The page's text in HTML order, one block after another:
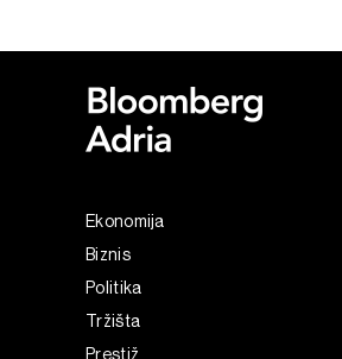
Ekonomija
Biznis
Politika
Tržišta
Prestiž